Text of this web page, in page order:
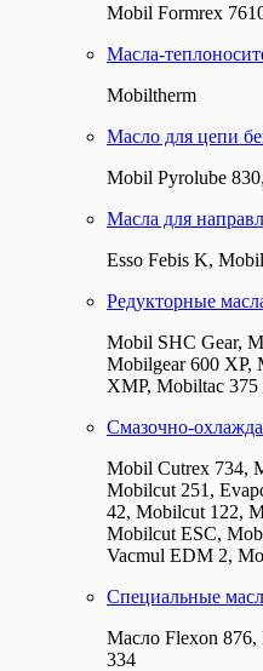
Mobil Formrex
Масла-
Mobiltherm
Масло для цепи
Mobil Pyrolube
Масла для
Esso Febis K,
Редукторные
Mobil SHC Gear,
Mobilgear 600 XP,
XМP, Mobiltac 375
Смазочно-
Mobil Cutrex 734,
Mobilcut 251,
42, Mobilcut 122,
Mobilcut ESC,
Vacmul EDM 2,
Специальные
Масло Flexon 876,
334